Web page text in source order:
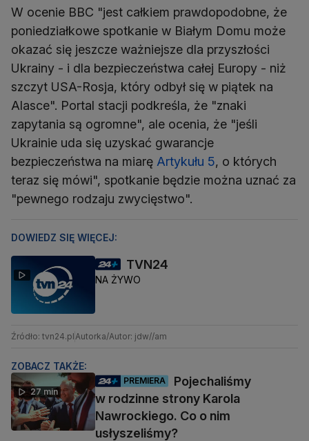
W ocenie BBC "jest całkiem prawdopodobne, że
poniedziałkowe spotkanie w Białym Domu może
okazać się jeszcze ważniejsze dla przyszłości
Ukrainy - i dla bezpieczeństwa całej Europy - niż
szczyt USA-Rosja, który odbył się w piątek na
Alasce". Portal stacji podkreśla, że "znaki
zapytania są ogromne", ale ocenia, że "jeśli
Ukrainie uda się uzyskać gwarancje
bezpieczeństwa na miarę Artykułu 5, o których
teraz się mówi", spotkanie będzie można uznać za
"pewnego rodzaju zwycięstwo".
DOWIEDZ SIĘ WIĘCEJ:
TVN24
NA ŻYWO
Źródło: tvn24.pl Autorka/Autor: jdw//am
ZOBACZ TAKŻE:
27 min
PREMIERA
Pojechaliśmy
w rodzinne strony Karola
Nawrockiego. Co o nim
usłyszeliśmy?